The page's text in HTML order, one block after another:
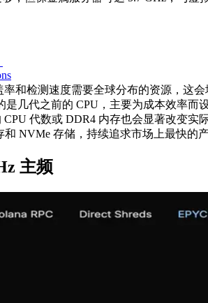
率和检测速度需要全球分布的资源，这
几代之前的 CPU，主要为成本效率而
代数或 DDR4 内存也会显著改变实际
NVMe 存储，持续追求市场上最快的产
主频